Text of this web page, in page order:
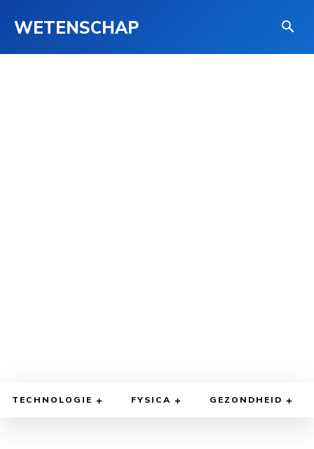
WETENSCHAP
TECHNOLOGIE FYSICA GEZONDHEID